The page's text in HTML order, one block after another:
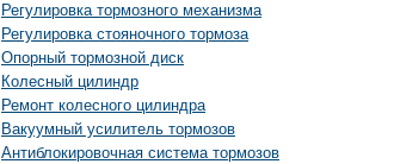
Регулировка тормозного механизма
Регулировка стояночного тормоза
Опорный тормозной диск
Колесный цилиндр
Ремонт колесного цилиндра
Вакуумный усилитель тормозов
Антиблокировочная система тормозов